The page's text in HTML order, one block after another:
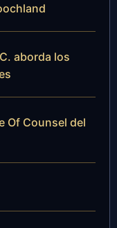
aborda los
Of Counsel del